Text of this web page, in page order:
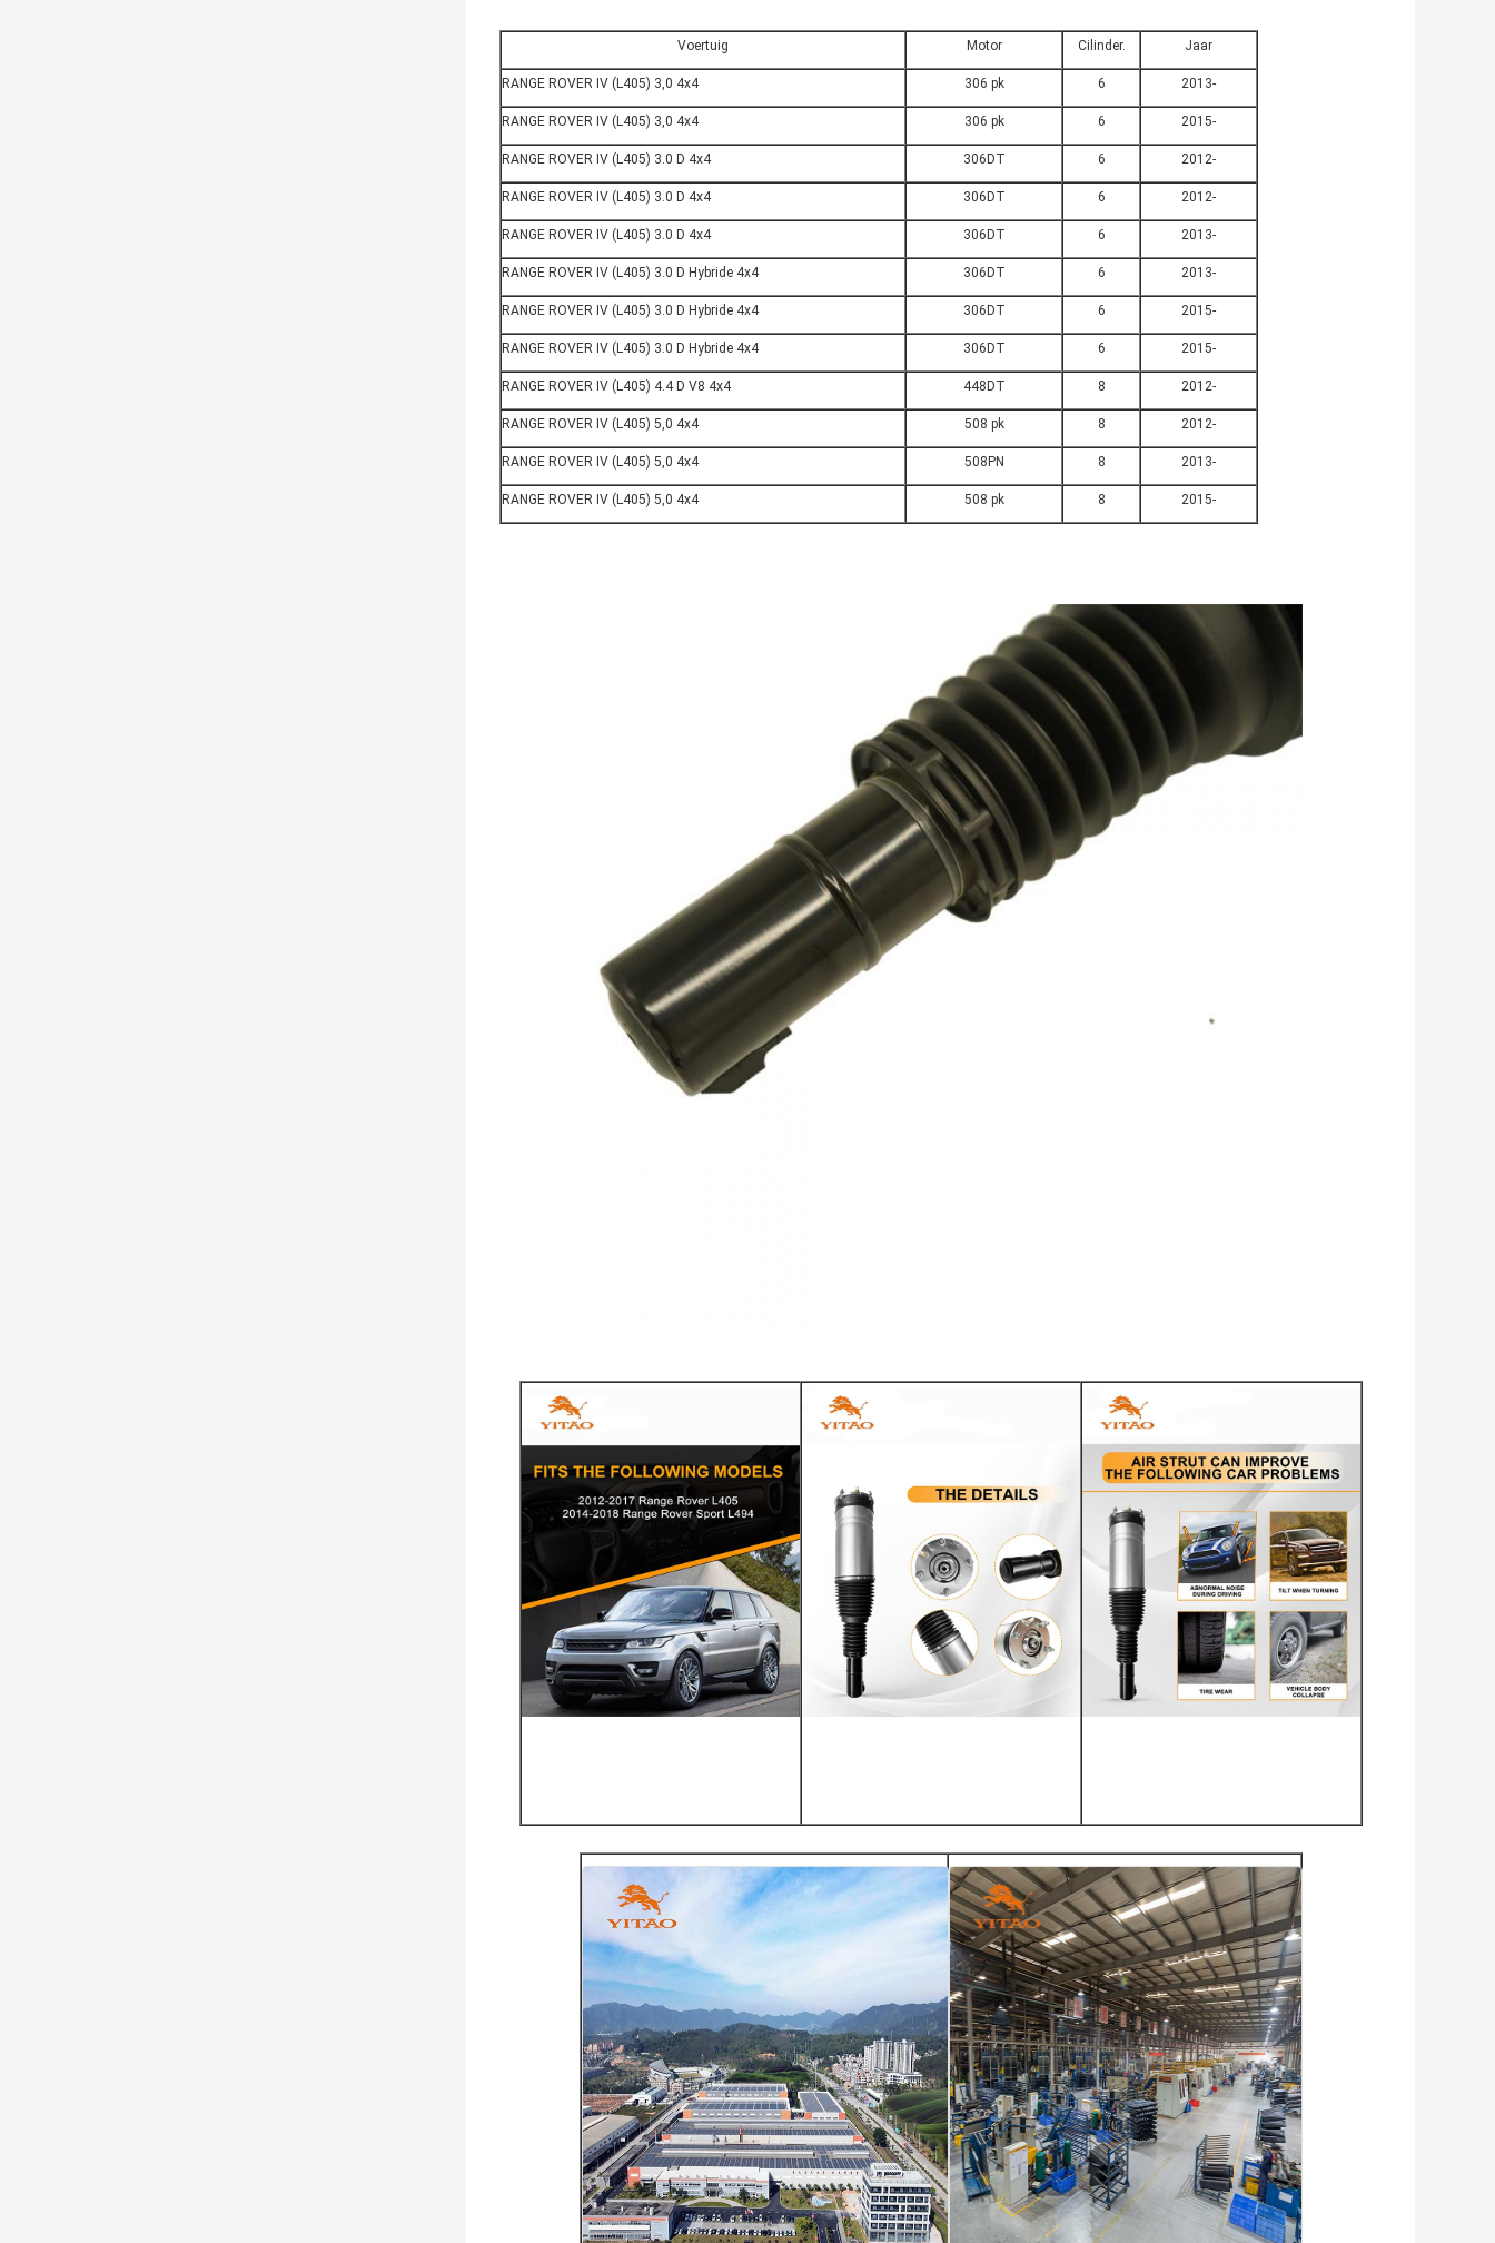
Voertuig Motor Cilinder. Jaar
RANGE ROVER IV (L405) 3,0 4x4 306 pk 6 2013-
RANGE ROVER IV (L405) 3,0 4x4 306 pk 6 2015-
RANGE ROVER IV (L405) 3.0 D 4x4 306DT 6 2012-
RANGE ROVER IV (L405) 3.0 D 4x4 306DT 6 2012-
RANGE ROVER IV (L405) 3.0 D 4x4 306DT 6 2013-
RANGE ROVER IV (L405) 3.0 D Hybride 4x4 306DT 6 2013-
RANGE ROVER IV (L405) 3.0 D Hybride 4x4 306DT 6 2015-
RANGE ROVER IV (L405) 3.0 D Hybride 4x4 306DT 6 2015-
RANGE ROVER IV (L405) 4.4 D V8 4x4 448DT 8 2012-
RANGE ROVER IV (L405) 5,0 4x4 508 pk 8 2012-
RANGE ROVER IV (L405) 5,0 4x4 508PN 8 2013-
RANGE ROVER IV (L405) 5,0 4x4 508 pk 8 2015-